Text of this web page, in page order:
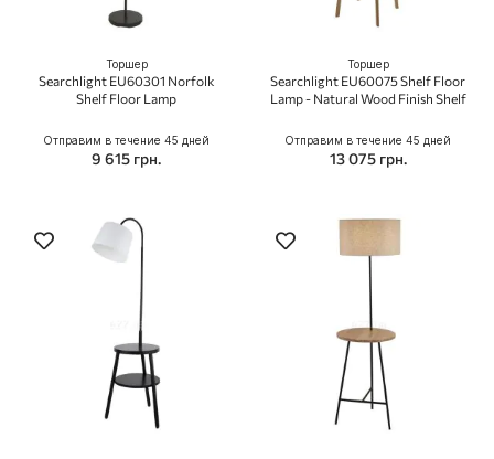
Торшер
Searchlight EU60301 Norfolk
Shelf Floor Lamp
Отправим в течение 45 дней
9 615 грн.
Торшер
Searchlight EU60075 Shelf Floor
Lamp - Natural Wood Finish Shelf
Отправим в течение 45 дней
13 075 грн.